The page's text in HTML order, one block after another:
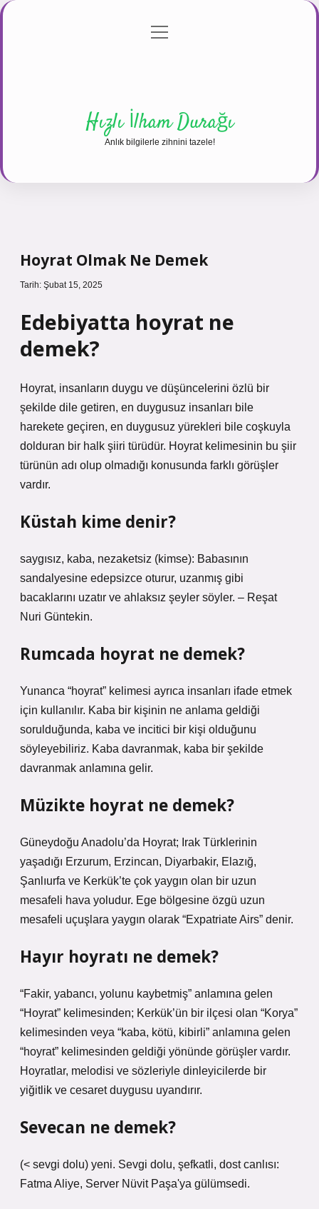
Gizlilik Politikası
menüyü
Hızlı İlham Durağı
Anlık bilgilerle zihnini tazele!
Hoyrat Olmak Ne Demek
Tarih: Şubat 15, 2025
Edebiyatta hoyrat ne
demek?
Hoyrat, insanların duygu ve düşüncelerini özlü bir
şekilde dile getiren, en duygusuz insanları bile
harekete geçiren, en duygusuz yürekleri bile coşkuyla
dolduran bir halk şiiri türüdür. Hoyrat kelimesinin bu şiir
türünün adı olup olmadığı konusunda farklı görüşler
vardır.
Küstah kime denir?
saygısız, kaba, nezaketsiz (kimse): Babasının
sandalyesine edepsizce oturur, uzanmış gibi
bacaklarını uzatır ve ahlaksız şeyler söyler. – Reşat
Nuri Güntekin.
Rumcada hoyrat ne demek?
Yunanca “hoyrat” kelimesi ayrıca insanları ifade etmek
için kullanılır. Kaba bir kişinin ne anlama geldiği
sorulduğunda, kaba ve incitici bir kişi olduğunu
söyleyebiliriz. Kaba davranmak, kaba bir şekilde
davranmak anlamına gelir.
Müzikte hoyrat ne demek?
Güneydoğu Anadolu’da Hoyrat; Irak Türklerinin
yaşadığı Erzurum, Erzincan, Diyarbakir, Elazığ,
Şanlıurfa ve Kerkük’te çok yaygın olan bir uzun
mesafeli hava yoludur. Ege bölgesine özgü uzun
mesafeli uçuşlara yaygın olarak “Expatriate Airs” denir.
Hayır hoyratı ne demek?
“Fakir, yabancı, yolunu kaybetmiş” anlamına gelen
“Hoyrat” kelimesinden; Kerkük’ün bir ilçesi olan “Korya”
kelimesinden veya “kaba, kötü, kibirli” anlamına gelen
“hoyrat” kelimesinden geldiği yönünde görüşler vardır.
Hoyratlar, melodisi ve sözleriyle dinleyicilerde bir
yiğitlik ve cesaret duygusu uyandırır.
Sevecan ne demek?
(< sevgi dolu) yeni. Sevgi dolu, şefkatli, dost canlısı:
Fatma Aliye, Server Nüvit Paşa'ya gülümsedi.